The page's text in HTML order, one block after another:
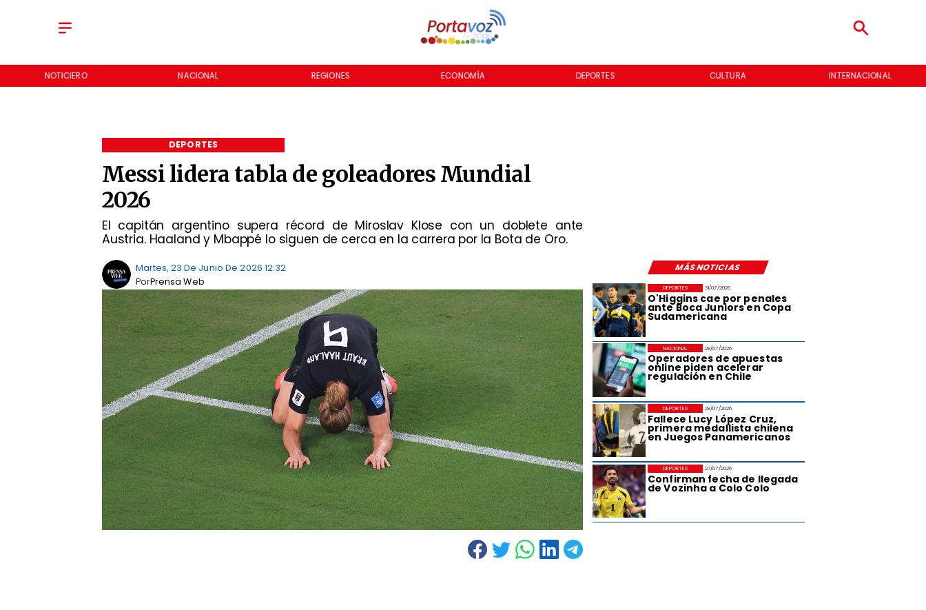
NOTICIERO NACIONAL REGIONES ECONOMÍA DEPORTES CULTURA INTERNACIONAL
Messi lidera tabla de goleadores Mundial
2026
El capitán argentino supera récord de Miroslav Klose con un doblete ante
Austria. Haaland y Mbappé lo siguen de cerca en la carrera por la Bota de Oro.
DEPORTES
MÁS NOTICIAS
Martes, 23 De Junio De 2026 12:32
Prensa Web
Por
31/07/2026
O'Higgins cae por penales
ante Boca Juniors en Copa
Sudamericana
DEPORTES
29/07/2026
Operadores de apuestas
online piden acelerar
regulación en Chile
NACIONAL
28/07/2026
Fallece Lucy López Cruz,
primera medallista chilena
en Juegos Panamericanos
DEPORTES
27/07/2026
Confirman fecha de llegada
de Vozinha a Colo Colo
DEPORTES